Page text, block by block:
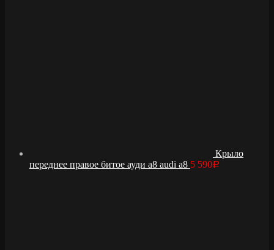
Крыло
переднее правое битое ауди а8 audi a8 5 590Р